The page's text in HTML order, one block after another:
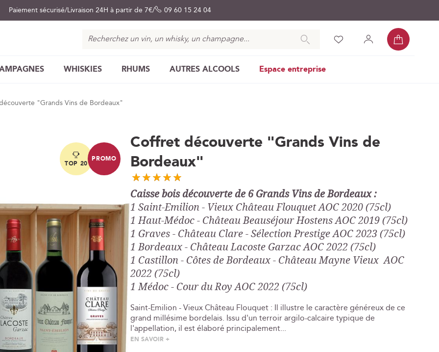
Paiement sécurisé Livraison 24H à partir de 7€ 09 60 15 24 04
Chercher
WHISKIES RHUMS AUTRES ALCOOLS Espace entreprise
"Grands Vins de Bordeaux"
TOP 20
PROMO
Coffret découverte "Grands Vins de
Bordeaux"
Caisse bois découverte de 6 Grands Vins de Bordeaux :
1 Saint-Emilion - Vieux Château Flouquet AOC 2020 (75cl)
1 Haut-Médoc - Château Beauséjour Hostens AOC 2019 (75cl)
1 Graves - Château Clare - Sélection Prestige AOC 2023 (75cl)
1 Bordeaux - Château Lacoste Garzac AOC 2022 (75cl)
1 Castillon - Côtes de Bordeaux - Château Mayne Vieux AOC
2022 (75cl)
1 Médoc - Cour du Roy AOC 2022 (75cl)
Saint-Emilion - Vieux Château Flouquet : Il illustre le caractère généreux de ce
grand millésime bordelais. Issu d'un terroir argilo-calcaire typique de
l'appellation, il est élaboré principalement...
EN SAVOIR +